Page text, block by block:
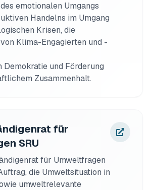
emotionalen Umgangs
Handelns im Umgang
Krisen, die
Klima-Engagierten und -
Demokratie und Förderung
für
SRU
für Umweltfragen
die Umweltsituation in
umweltrelevante